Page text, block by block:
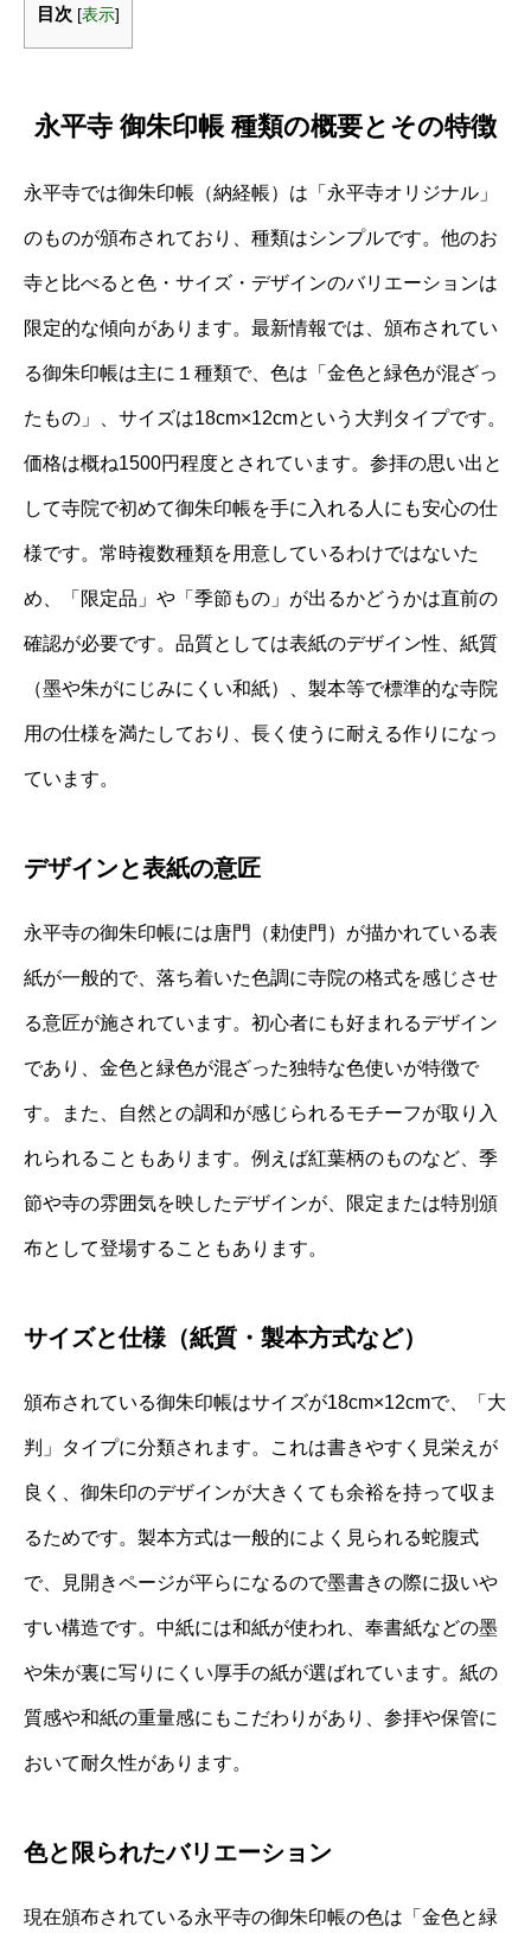
目次 [表示]
永平寺 御朱印帳 種類の概要とその特徴
永平寺では御朱印帳（納経帳）は「永平寺オリジナル」
のものが頒布されており、種類はシンプルです。他のお
寺と比べると色・サイズ・デザインのバリエーションは
限定的な傾向があります。最新情報では、頒布されてい
る御朱印帳は主に１種類で、色は「金色と緑色が混ざっ
たもの」、サイズは18cm×12cmという大判タイプです。
価格は概ね1500円程度とされています。参拝の思い出と
して寺院で初めて御朱印帳を手に入れる人にも安心の仕
様です。常時複数種類を用意しているわけではないた
め、「限定品」や「季節もの」が出るかどうかは直前の
確認が必要です。品質としては表紙のデザイン性、紙質
（墨や朱がにじみにくい和紙）、製本等で標準的な寺院
用の仕様を満たしており、長く使うに耐える作りになっ
ています。
デザインと表紙の意匠
永平寺の御朱印帳には唐門（勅使門）が描かれている表
紙が一般的で、落ち着いた色調に寺院の格式を感じさせ
る意匠が施されています。初心者にも好まれるデザイン
であり、金色と緑色が混ざった独特な色使いが特徴で
す。また、自然との調和が感じられるモチーフが取り入
れられることもあります。例えば紅葉柄のものなど、季
節や寺の雰囲気を映したデザインが、限定または特別頒
布として登場することもあります。
サイズと仕様（紙質・製本方式など）
頒布されている御朱印帳はサイズが18cm×12cmで、「大
判」タイプに分類されます。これは書きやすく見栄えが
良く、御朱印のデザインが大きくても余裕を持って収ま
るためです。製本方式は一般的によく見られる蛇腹式
で、見開きページが平らになるので墨書きの際に扱いや
すい構造です。中紙には和紙が使われ、奉書紙などの墨
や朱が裏に写りにくい厚手の紙が選ばれています。紙の
質感や和紙の重量感にもこだわりがあり、参拝や保管に
おいて耐久性があります。
色と限られたバリエーション
現在頒布されている永平寺の御朱印帳の色は「金色と緑